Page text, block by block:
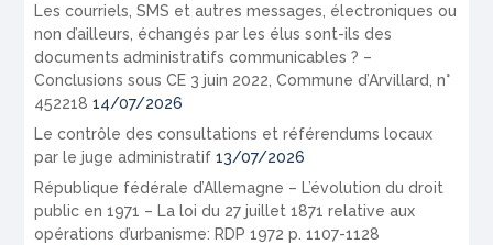
Les courriels, SMS et autres messages, électroniques ou
non d’ailleurs, échangés par les élus sont-ils des
documents administratifs communicables ? –
Conclusions sous CE 3 juin 2022, Commune d’Arvillard, n°
452218 14/07/2026
Le contrôle des consultations et référendums locaux
par le juge administratif 13/07/2026
République fédérale d’Allemagne – L’évolution du droit
public en 1971 – La loi du 27 juillet 1871 relative aux
opérations d’urbanisme: RDP 1972 p. 1107-1128